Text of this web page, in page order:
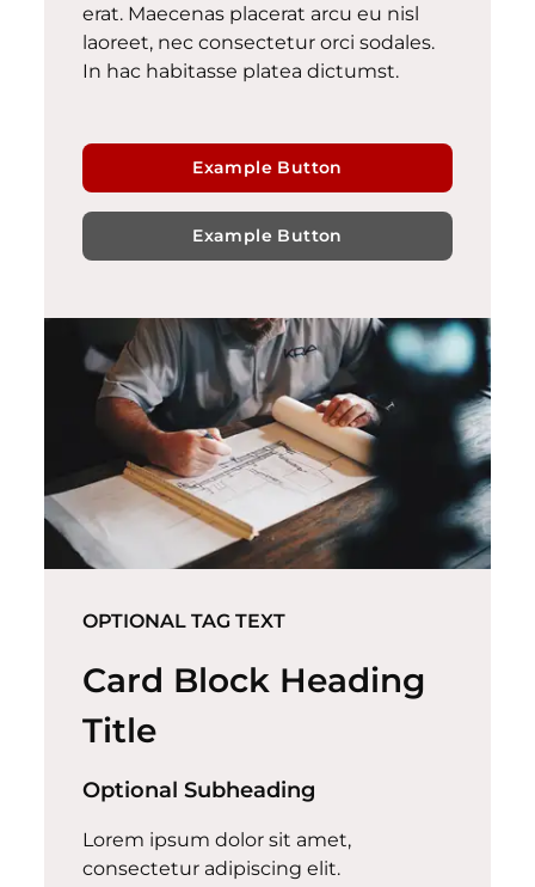
erat. Maecenas placerat arcu eu nisl
laoreet, nec consectetur orci sodales.
In hac habitasse platea dictumst.
Example Button
Example Button
OPTIONAL TAG TEXT
Card Block Heading
Title
Optional Subheading
Lorem ipsum dolor sit amet,
consectetur adipiscing elit.